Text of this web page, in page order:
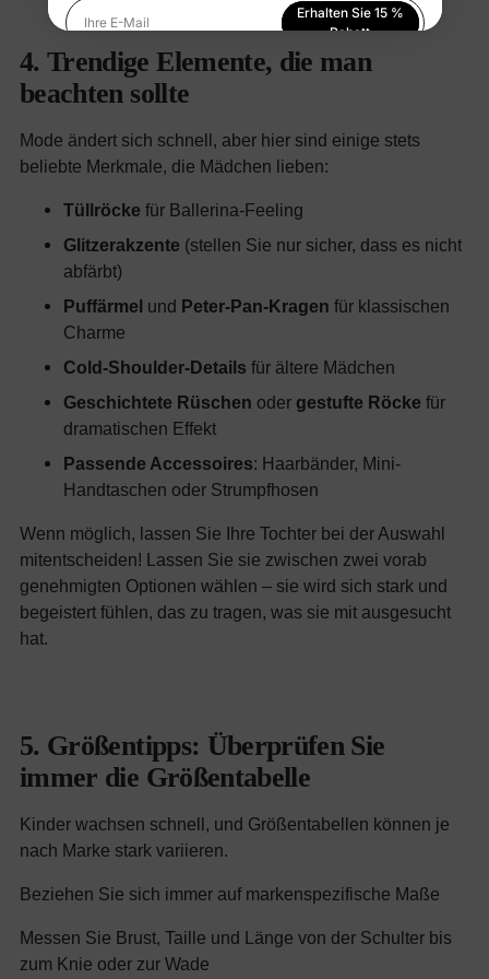
4. Trendige Elemente, die man
beachten sollte
Mode ändert sich schnell, aber hier sind einige stets
beliebte Merkmale, die Mädchen lieben:
Tüllröcke für Ballerina-Feeling
Glitzerakzente (stellen Sie nur sicher, dass es nicht
abfärbt)
Puffärmel und Peter-Pan-Kragen für klassischen
Charme
Cold-Shoulder-Details für ältere Mädchen
Geschichtete Rüschen oder gestufte Röcke für
dramatischen Effekt
Passende Accessoires: Haarbänder, Mini-
Handtaschen oder Strumpfhosen
Wenn möglich, lassen Sie Ihre Tochter bei der Auswahl
mitentscheiden! Lassen Sie sie zwischen zwei vorab
genehmigten Optionen wählen – sie wird sich stark und
begeistert fühlen, das zu tragen, was sie mit ausgesucht
hat.
5. Größentipps: Überprüfen Sie
immer die Größentabelle
Kinder wachsen schnell, und Größentabellen können je
nach Marke stark variieren.
Beziehen Sie sich immer auf markenspezifische Maße
Messen Sie Brust, Taille und Länge von der Schulter bis
zum Knie oder zur Wade
Ihre E-Mail
Erhalten Sie 15 %
Rabatt
Indem Sie sich anmelden, stimmen Sie unserer
Datenschutzerklärung